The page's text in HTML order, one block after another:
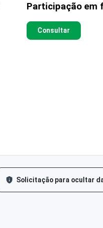
Participação em
Consultar
Solicitação para ocultar